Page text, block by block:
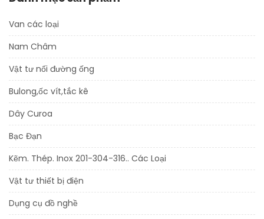
Van các loại
Nam Châm
Vật tư nối đường ống
Bulong,ốc vít,tắc kê
Dây Curoa
Bạc Đạn
Kẽm. Thép. Inox 201-304-316.. Các Loại
Vật tư thiết bị điện
Dụng cụ đồ nghề